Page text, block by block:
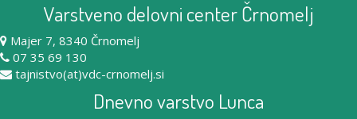
Varstveno delovni center Črnomelj
Majer 7, 8340 Črnomelj
07 35 69 130
tajnistvo(at)vdc-crnomelj.si
Dnevno varstvo Lunca